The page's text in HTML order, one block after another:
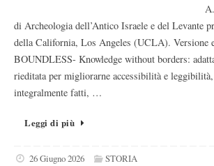
di Archeologia dell’Antico Israele e del Levante
della California, Los Angeles (UCLA). Versione
BOUNDLESS- Knowledge without borders:
rieditata per migliorarne accessibilità e
integralmente fatti, …
Leggi di più
26 Giugno 2026
STORIA